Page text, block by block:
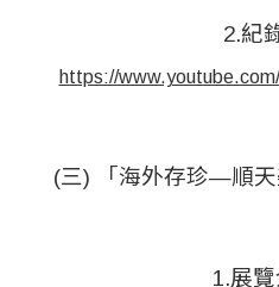
2.紀
https://
(三) 「海外存珍—順天
1.展